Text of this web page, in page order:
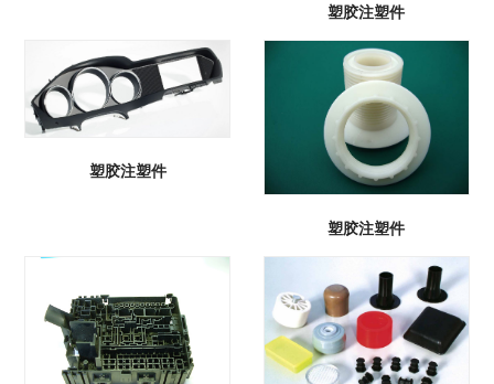
塑胶注塑件
塑胶注塑件
塑胶注塑件